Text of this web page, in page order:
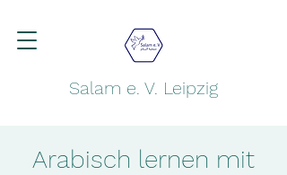
Salam e. V. Leipzig
Arabisch lernen mit